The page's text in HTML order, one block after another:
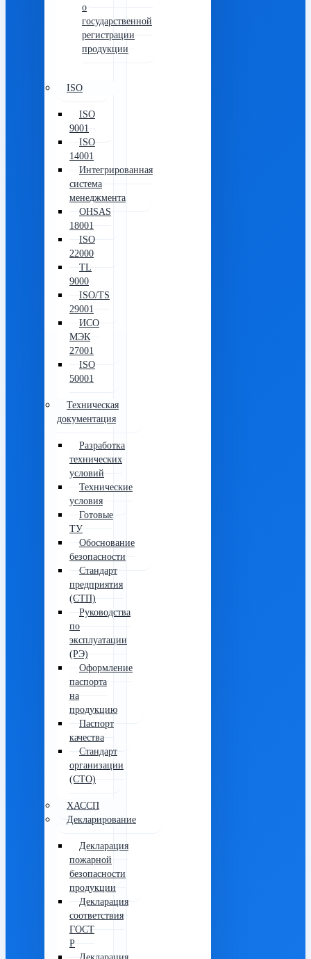
о
государственной
регистрации
продукции
ISO
ISO
9001
ISO
14001
Интегрированная
система
менеджмента
OHSAS
18001
ISO
22000
TL
9000
ISO/TS
29001
ИСО
МЭК
27001
ISO
50001
Техническая
документация
Разработка
технических
условий
Технические
условия
Готовые
ТУ
Обоснование
безопасности
Стандарт
предприятия
(СТП)
Руководства
по
эксплуатации
(РЭ)
Оформление
паспорта
на
продукцию
Паспорт
качества
Стандарт
организации
(СТО)
ХАССП
Декларирование
Декларация
пожарной
безопасности
продукции
Декларация
соответствия
ГОСТ
Р